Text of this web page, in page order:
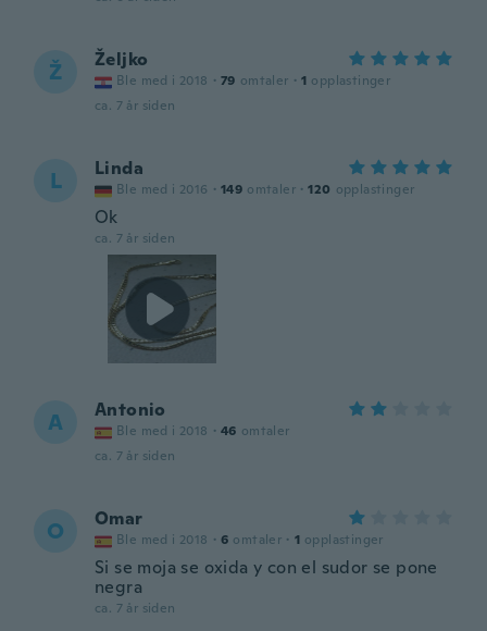
Ž Željko
Ble med i 2018 · 79 omtaler · 1 opplastinger
ca. 7 år siden
L Linda
Ble med i 2016 · 149 omtaler · 120 opplastinger
Ok
ca. 7 år siden
A Antonio
Ble med i 2018 · 46 omtaler
ca. 7 år siden
O Omar
Ble med i 2018 · 6 omtaler · 1 opplastinger
Si se moja se oxida y con el sudor se pone
negra
ca. 7 år siden